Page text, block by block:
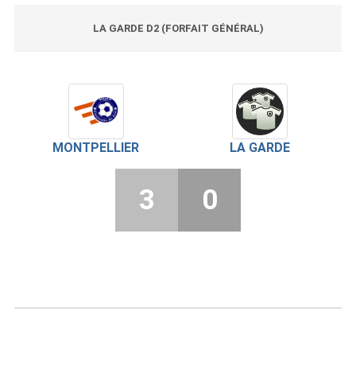
LA GARDE D2 (FORFAIT GÉNÉRAL)
MONTPELLIER LA GARDE
3 0